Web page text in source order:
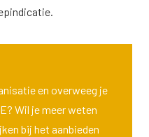
en overweeg je
Wil je meer weten
bij het aanbieden